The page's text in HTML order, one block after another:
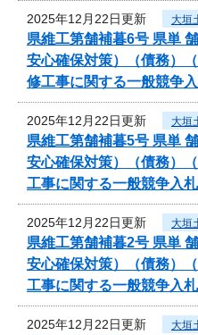
2025年12月22日更新 大垣
県維工第舗補暮6号 県単
安心確保対策）（債務）
修工事に関する一般競争
2025年12月22日更新 大垣
県維工第舗補暮5号 県単
安心確保対策）（債務）
工事に関する一般競争入
2025年12月22日更新 大垣
県維工第舗補暮2号 県単
安心確保対策）（債務）
工事に関する一般競争入
2025年12月22日更新 大垣